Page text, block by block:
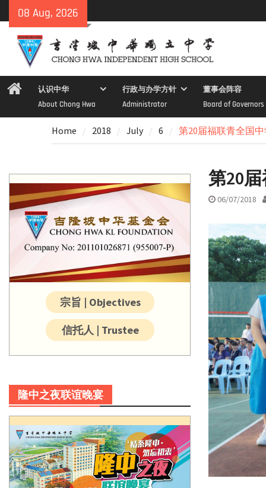
to
content
08 Aug, 2026
Home认识中华
About Chong Hwa
行政与办学方针
Administrator
董事会阵容
Board of Governors
Home 2018 July 6 第20届福联青全国
第20
06/07/2018
宗旨 | Objectives
信托人 | Trustee
隆中之夜联谊晚宴